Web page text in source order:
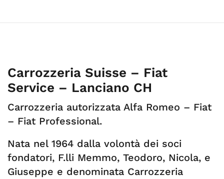
Carrozzeria Suisse – Fiat
Service – Lanciano CH
Carrozzeria autorizzata Alfa Romeo – Fiat
– Fiat Professional.
Nata nel 1964 dalla volontà dei soci
fondatori, F.lli Memmo, Teodoro, Nicola, e
Giuseppe e denominata Carrozzeria